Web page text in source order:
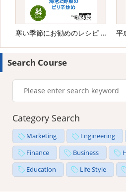
寒い季節にお勧めのレシピ 海老と野菜のピリ辛炒め
Search Course
Category Search
Marketing Engineering
Finance
Business
Education
Life Style